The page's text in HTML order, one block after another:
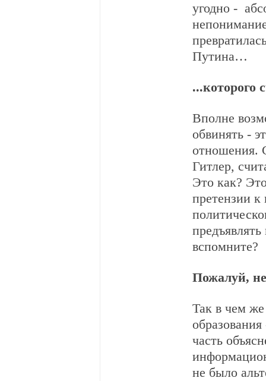
угодно -
Путина…
...которого
Вполне
обвинять -
отношения.
Гитлер,
Это как?
претензии к
вспомните?
Пожалуй,
Так в чем
часть
не было